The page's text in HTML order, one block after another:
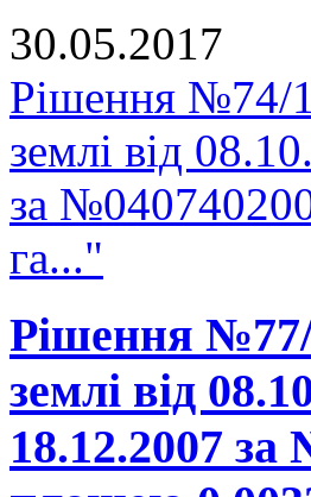
30.05.2017
Рішення №74/
землі від
за
га..."
Рішення №77/
землі від
18.12.2007 за